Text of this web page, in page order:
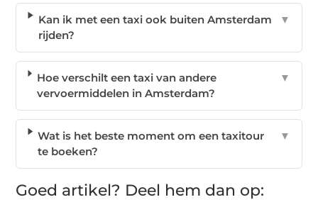
Kan ik met een taxi ook buiten Amsterdam
rijden?
▼
Hoe verschilt een taxi van andere
vervoermiddelen in Amsterdam?
▼
Wat is het beste moment om een taxitour
te boeken?
▼
Goed artikel? Deel hem dan op: